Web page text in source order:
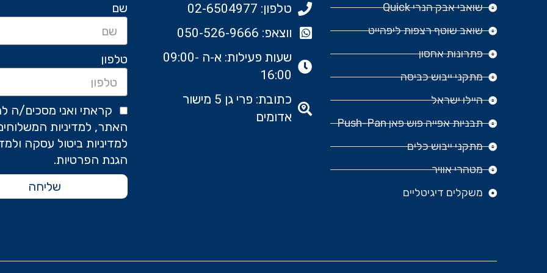
שואבי אבק הנרי Quick
שואב שוטף רצפות ליפהייט
פתרונות אחסון
מתקני ייבוש כביסה
היילו ישראל
תבניות אפייה פוש פאן Push-Pan
מתקני ייבוש כלים
מטהרי אוויר
משקלים דיגיטליים
טלפון: 02-6504977
ווצאפ: 050-526-9666‬
שעות פעילות: א-ה 09:00-
16:00
כתובת: פרי גן 5 מישור
אדומים
שם
טלפון
קראתי ואני מסכים/ה
האתר, למדיניות
למדיניות ביטול עסקה
הגנת הפרטיות.
שליחה